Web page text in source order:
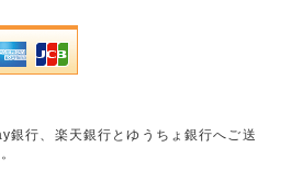
銀行、楽天銀行とゆうちょ銀行へご送